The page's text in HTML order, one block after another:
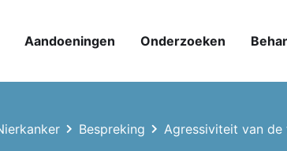
Aandoeningen Onderzoeken
Bespreking Agressiviteit van de